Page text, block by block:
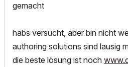
gemacht
habs versucht, aber bin nicht
authoring solutions sind lausig
die beste lösung ist noch